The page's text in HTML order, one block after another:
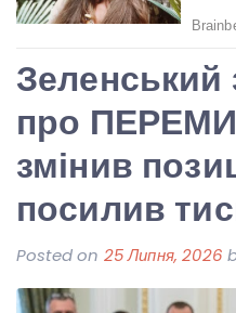
Зеленський
про
змінив
посилив
Posted on 25 Липня, 2026